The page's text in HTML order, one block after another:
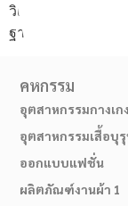
วิเคราะห์และแก้ไ
ฐาน
คหกรรม
อุตสาหกรรมกางเก
อุตสาหกรรมเสื้อบุ
ออกแบบแฟชั่น
ผลิตภัณฑ์งานผ้า 1